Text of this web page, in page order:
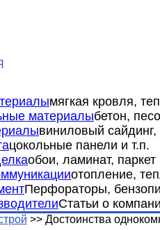
мягкая кровля,
материалыбетон,
виниловый сайдинг,
цокольные панели и т.п.
обои, ламинат, паркет
отопление,
Перфораторы,
Статьи о
>> Достоинства